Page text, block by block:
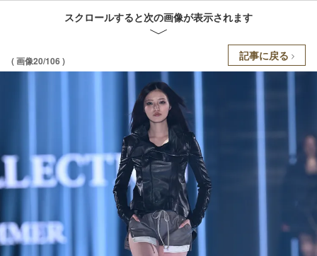
スクロールすると次の画像が表示されます
( 画像20/106 ) 記事に戻る